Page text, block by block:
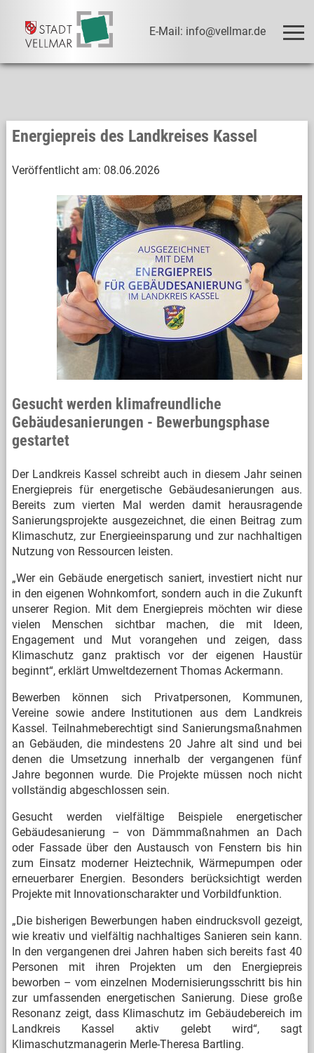
E-Mail: info@vellmar.de
Energiepreis des Landkreises Kassel
Veröffentlicht am: 08.06.2026
Gesucht werden klimafreundliche
Gebäudesanierungen - Bewerbungsphase
gestartet
Der Landkreis Kassel schreibt auch in diesem Jahr seinen
Energiepreis für energetische Gebäudesanierungen aus.
Bereits zum vierten Mal werden damit herausragende
Sanierungsprojekte ausgezeichnet, die einen Beitrag zum
Klimaschutz, zur Energieeinsparung und zur nachhaltigen
Nutzung von Ressourcen leisten.
„Wer ein Gebäude energetisch saniert, investiert nicht nur
in den eigenen Wohnkomfort, sondern auch in die Zukunft
unserer Region. Mit dem Energiepreis möchten wir diese
vielen Menschen sichtbar machen, die mit Ideen,
Engagement und Mut vorangehen und zeigen, dass
Klimaschutz ganz praktisch vor der eigenen Haustür
beginnt“, erklärt Umweltdezernent Thomas Ackermann.
Bewerben können sich Privatpersonen, Kommunen,
Vereine sowie andere Institutionen aus dem Landkreis
Kassel. Teilnahmeberechtigt sind Sanierungsmaßnahmen
an Gebäuden, die mindestens 20 Jahre alt sind und bei
denen die Umsetzung innerhalb der vergangenen fünf
Jahre begonnen wurde. Die Projekte müssen noch nicht
vollständig abgeschlossen sein.
Gesucht werden vielfältige Beispiele energetischer
Gebäudesanierung – von Dämmmaßnahmen an Dach
oder Fassade über den Austausch von Fenstern bis hin
zum Einsatz moderner Heiztechnik, Wärmepumpen oder
erneuerbarer Energien. Besonders berücksichtigt werden
Projekte mit Innovationscharakter und Vorbildfunktion.
„Die bisherigen Bewerbungen haben eindrucksvoll gezeigt,
wie kreativ und vielfältig nachhaltiges Sanieren sein kann.
In den vergangenen drei Jahren haben sich bereits fast 40
Personen mit ihren Projekten um den Energiepreis
beworben – vom einzelnen Modernisierungsschritt bis hin
zur umfassenden energetischen Sanierung. Diese große
Resonanz zeigt, dass Klimaschutz im Gebäudebereich im
Landkreis Kassel aktiv gelebt wird“, sagt
Klimaschutzmanagerin Merle-Theresa Bartling.